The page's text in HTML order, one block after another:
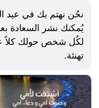
نحُن نهتم بك في عيد
يُمكنك نشر السعادة
لكُل شخص حولك كلاً
تهنئة.